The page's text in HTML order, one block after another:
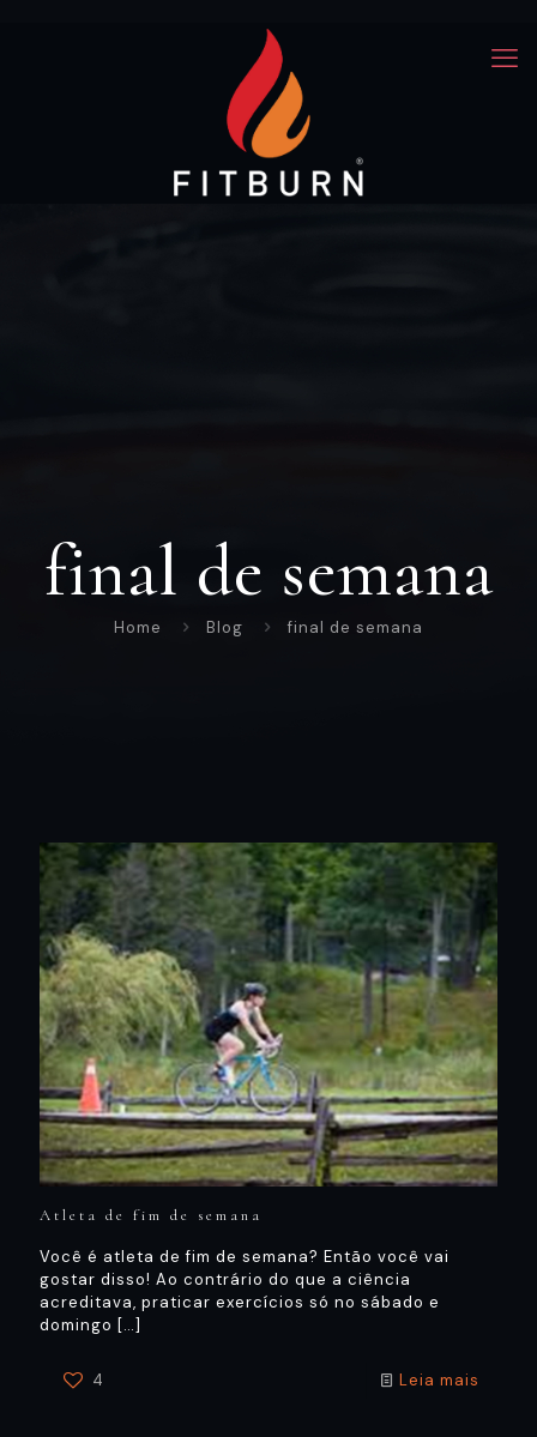
final de semana
Home Blog final de semana
Atleta de fim de semana
Você é atleta de fim de semana? Então você vai
gostar disso! Ao contrário do que a ciência
acreditava, praticar exercícios só no sábado e
domingo […]
4 Leia mais